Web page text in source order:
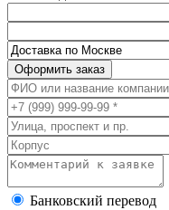
Банковский перевод